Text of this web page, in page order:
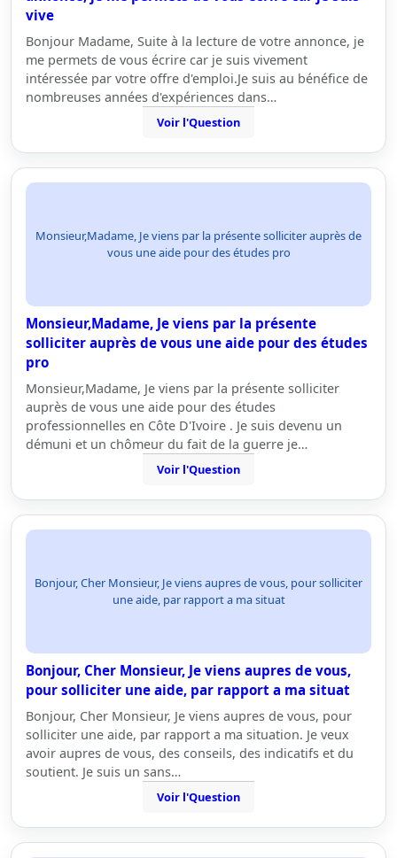
vive
Bonjour Madame, Suite à la lecture de votre annonce, je
me permets de vous écrire car je suis vivement
intéressée par votre offre d'emploi.Je suis au bénéfice de
nombreuses années d'expériences dans…
Voir l'Question
Monsieur,Madame, Je viens par la présente solliciter auprès de
vous une aide pour des études pro
Monsieur,Madame, Je viens par la présente
solliciter auprès de vous une aide pour des études
pro
Monsieur,Madame, Je viens par la présente solliciter
auprès de vous une aide pour des études
professionnelles en Côte D'Ivoire . Je suis devenu un
démuni et un chômeur du fait de la guerre je…
Voir l'Question
Bonjour, Cher Monsieur, Je viens aupres de vous, pour solliciter
une aide, par rapport a ma situat
Bonjour, Cher Monsieur, Je viens aupres de vous,
pour solliciter une aide, par rapport a ma situat
Bonjour, Cher Monsieur, Je viens aupres de vous, pour
solliciter une aide, par rapport a ma situation. Je veux
avoir aupres de vous, des conseils, des indicatifs et du
soutient. Je suis un sans…
Voir l'Question